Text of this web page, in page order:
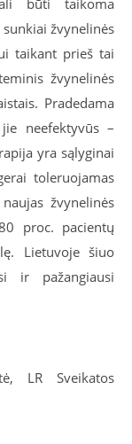
būti taikoma
žvynelinės
taikant prieš tai
žvynelinės
Pradedama
neefektyvūs –
yra sąlyginai
toleruojamas
žvynelinės
proc. pacientų
Lietuvoje šiuo
ir pažangiausi
LR Sveikatos